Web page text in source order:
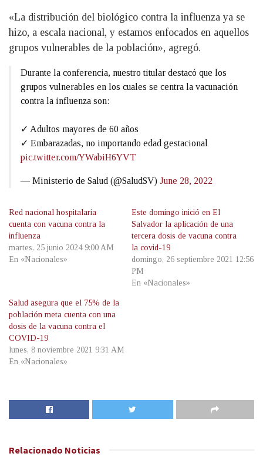
«La distribución del biológico contra la influenza ya se
hizo, a escala nacional, y estamos enfocados en aquellos
grupos vulnerables de la población», agregó.
Durante la conferencia, nuestro titular destacó que los
grupos vulnerables en los cuales se centra la vacunación
contra la influenza son:
✓ Adultos mayores de 60 años
✓ Embarazadas, no importando edad gestacional
pic.twitter.com/YWabiH6YVT
— Ministerio de Salud (@SaludSV) June 28, 2022
Red nacional hospitalaria
cuenta con vacuna contra la
influenza
martes, 25 junio 2024 9:00 AM
En «Nacionales»
Este domingo inició en El
Salvador la aplicación de una
tercera dosis de vacuna contra
la covid-19
domingo, 26 septiembre 2021 12:56
PM
En «Nacionales»
Salud asegura que el 75% de la
población meta cuenta con una
dosis de la vacuna contra el
COVID-19
lunes, 8 noviembre 2021 9:31 AM
En «Nacionales»
Relacionado Noticias